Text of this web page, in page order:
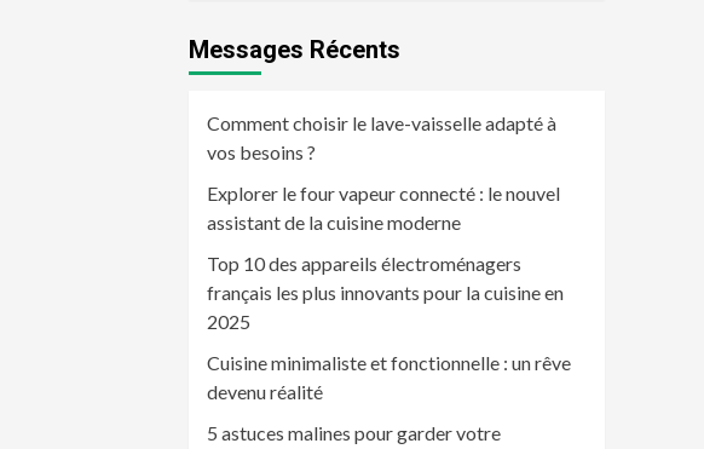
Messages Récents
Comment choisir le lave-vaisselle adapté à
vos besoins ?
Explorer le four vapeur connecté : le nouvel
assistant de la cuisine moderne
Top 10 des appareils électroménagers
français les plus innovants pour la cuisine en
2025
Cuisine minimaliste et fonctionnelle : un rêve
devenu réalité
5 astuces malines pour garder votre